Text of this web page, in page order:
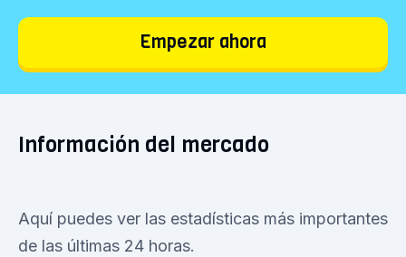
Empezar ahora
Información del mercado
Aquí puedes ver las estadísticas más importantes
de las últimas 24 horas.